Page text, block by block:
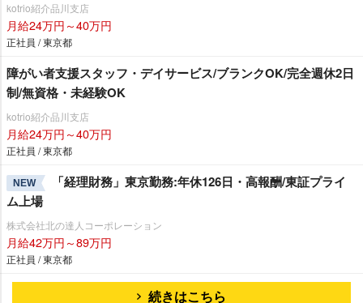
kotrio紹介品川支店
月給24万円～40万円
正社員 / 東京都
障がい者支援スタッフ・デイサービス/ブランクOK/完全週休2日
制/無資格・未経験OK
kotrio紹介品川支店
月給24万円～40万円
正社員 / 東京都
NEW
「経理財務」東京勤務:年休126日・高報酬/東証プライ
ム上場
株式会社北の達人コーポレーション
月給42万円～89万円
正社員 / 東京都
続きはこちら